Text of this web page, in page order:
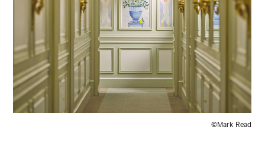
©Mark Read